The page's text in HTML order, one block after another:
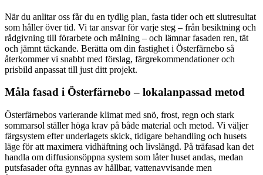
När du anlitar oss får du en tydlig plan, fasta tider och ett slutresultat
som håller över tid. Vi tar ansvar för varje steg – från besiktning och
rådgivning till förarbete och målning – och lämnar fasaden ren, tät
och jämnt täckande. Berätta om din fastighet i Österfärnebo så
återkommer vi snabbt med förslag, färgrekommendationer och
prisbild anpassat till just ditt projekt.
Måla fasad i Österfärnebo – lokalanpassad metod
Österfärnebos varierande klimat med snö, frost, regn och stark
sommarsol ställer höga krav på både material och metod. Vi väljer
färgsystem efter underlagets skick, tidigare behandling och husets
läge för att maximera vidhäftning och livslängd. På träfasad kan det
handla om diffusionsöppna system som låter huset andas, medan
putsfasader ofta gynnas av hållbar, vattenavvisande men